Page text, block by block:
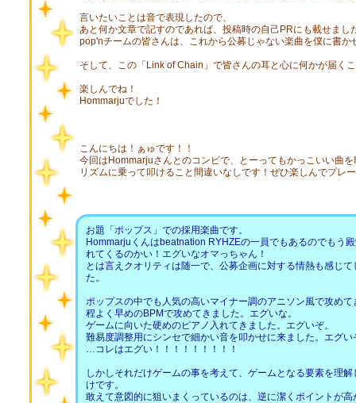
言いたいことは音で表現したので、
あと何か文章で記すのであれば、投稿時の自己PRにも載せまし
pop'nチームの皆さんは、これから公募じゃない楽曲を僕に書か
そして、この「Link of Chain」で皆さんの耳と心に何かが届く
楽しんでね！
Hommarjuでした！
こんにちは！ぁゅです！！
今回はHommarjuさんとのコンビで、とーってもかっこいい曲
リズムに乗って叩けること間違いなしです！ぜひ楽しんでプレ
お題「ポップス」での採用楽曲です。
Hommarjuくんはbeatnation RYHZEの一員でもあるのでもう
れてくるのかい！エグいなオマっちゃん！
とは言えクオリティは随一で、公募企画に対する情熱も感じ
た。
ポップスの中でも人気の高いマイナー調のアニソン風で攻め
程よく早めのBPMで攻めてきました。エグいな。
ゲームに向いた硬めのピアノ入れてきました。エグいぞ。
難易度調整用にシンセで細かい音を叩かせに来ました。エグい
…コレはエグい！！！！！！！！！
しかしそれだけゲームの事を考えて、ゲームとなる要素を理
けです。
敢えて意図的に狙いまくっているのは、逆に潔くポイントが高